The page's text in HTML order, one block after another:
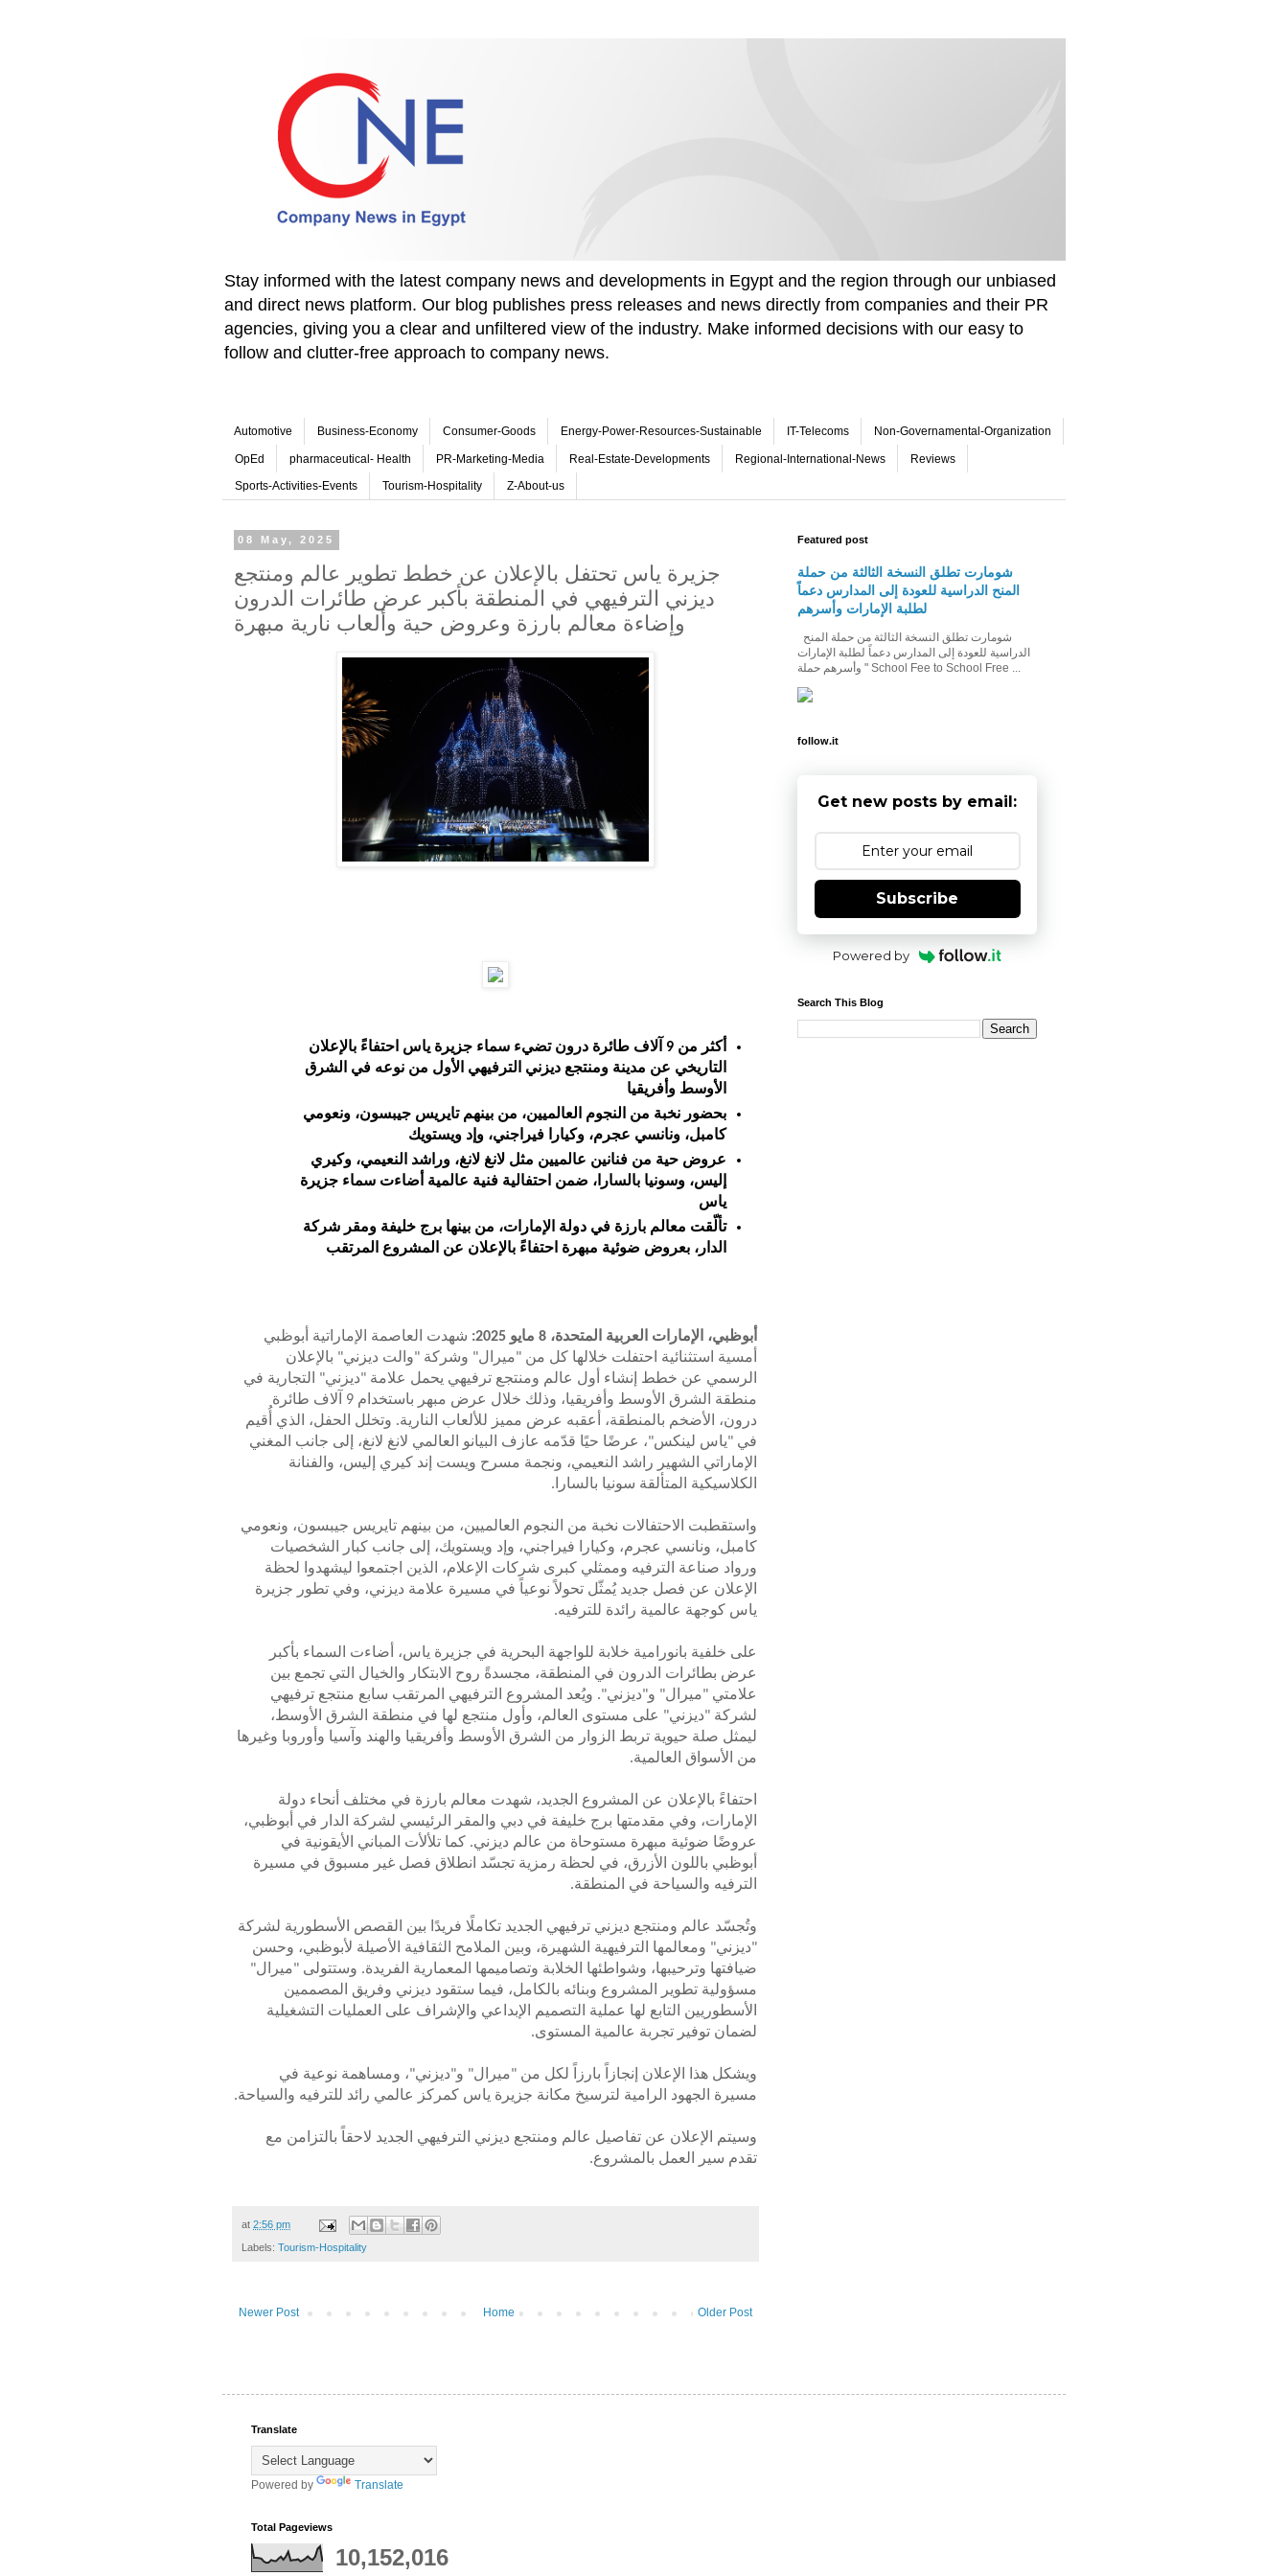
Stay informed with the latest company news and developments in Egypt and the region through our unbiased
and direct news platform. Our blog publishes press releases and news directly from companies and their PR
agencies, giving you a clear and unfiltered view of the industry. Make informed decisions with our easy to
follow and clutter-free approach to company news.
Automotive Business-Economy Consumer-Goods Energy-Power-Resources-Sustainable IT-Telecoms Non-Governamental-Organization
OpEd pharmaceutical- Health PR-Marketing-Media Real-Estate-Developments Regional-International-News Reviews
Sports-Activities-Events Tourism-Hospitality Z-About-us
08 May, 2025
جزيرة ياس تحتفل بالإعلان عن خطط تطوير عالم ومنتجع
ديزني الترفيهي في المنطقة بأكبر عرض طائرات الدرون
وإضاءة معالم بارزة وعروض حية وألعاب نارية مبهرة
أكثر من 9 آلاف طائرة درون تضيء سماء جزيرة ياس احتفاءً بالإعلان
التاريخي عن مدينة ومنتجع ديزني الترفيهي الأول من نوعه في الشرق
الأوسط وأفريقيا
بحضور نخبة من النجوم العالميين، من بينهم تايريس جيبسون، ونعومي
كامبل، ونانسي عجرم، وكيارا فيراجني، وإد ويستويك
عروض حية من فنانين عالميين مثل لانغ لانغ، وراشد النعيمي، وكيري
إليس، وسونيا بالسارا، ضمن احتفالية فنية عالمية أضاءت سماء جزيرة
ياس
تألّقت معالم بارزة في دولة الإمارات، من بينها برج خليفة ومقر شركة
الدار، بعروض ضوئية مبهرة احتفاءً بالإعلان عن المشروع المرتقب
أبوظبي، الإمارات العربية المتحدة، 8 مايو 2025:
شهدت العاصمة الإماراتية أبوظبي
أمسية استثنائية احتفلت خلالها كل من "ميرال" وشركة "والت ديزني" بالإعلان
الرسمي عن خطط إنشاء أول عالم ومنتجع ترفيهي يحمل علامة "ديزني" التجارية في
منطقة الشرق الأوسط وأفريقيا، وذلك خلال عرض مبهر باستخدام 9 آلاف طائرة
درون، الأضخم بالمنطقة، أعقبه عرض مميز للألعاب النارية. وتخلل الحفل، الذي أُقيم
في "ياس لينكس"، عرضًا حيًا قدّمه عازف البيانو العالمي لانغ لانغ، إلى جانب المغني
الإماراتي الشهير راشد النعيمي، ونجمة مسرح ويست إند كيري إليس، والفنانة
الكلاسيكية المتألقة سونيا بالسارا.
واستقطبت الاحتفالات نخبة من النجوم العالميين، من بينهم تايريس جيبسون، ونعومي
كامبل، ونانسي عجرم، وكيارا فيراجني، وإد ويستويك، إلى جانب كبار الشخصيات
ورواد صناعة الترفيه وممثلي كبرى شركات الإعلام، الذين اجتمعوا ليشهدوا لحظة
الإعلان عن فصل جديد يُمثّل تحولاً نوعياً في مسيرة علامة ديزني، وفي تطور جزيرة
ياس كوجهة عالمية رائدة للترفيه.
على خلفية بانورامية خلابة للواجهة البحرية في جزيرة ياس، أضاءت السماء بأكبر
عرض بطائرات الدرون في المنطقة، مجسدةً روح الابتكار والخيال التي تجمع بين
علامتي "ميرال" و"ديزني". ويُعد المشروع الترفيهي المرتقب سابع منتجع ترفيهي
لشركة "ديزني" على مستوى العالم، وأول منتجع لها في منطقة الشرق الأوسط،
ليمثل صلة حيوية تربط الزوار من الشرق الأوسط وأفريقيا والهند وآسيا وأوروبا وغيرها
من الأسواق العالمية.
احتفاءً بالإعلان عن المشروع الجديد، شهدت معالم بارزة في مختلف أنحاء دولة
الإمارات، وفي مقدمتها برج خليفة في دبي والمقر الرئيسي لشركة الدار في أبوظبي،
عروضًا ضوئية مبهرة مستوحاة من عالم ديزني. كما تلألأت المباني الأيقونية في
أبوظبي باللون الأزرق، في لحظة رمزية تجسّد انطلاق فصل غير مسبوق في مسيرة
الترفيه والسياحة في المنطقة.
وتُجسّد عالم ومنتجع ديزني ترفيهي الجديد تكاملًا فريدًا بين القصص الأسطورية لشركة
"ديزني" ومعالمها الترفيهية الشهيرة، وبين الملامح الثقافية الأصيلة لأبوظبي، وحسن
ضيافتها وترحيبها، وشواطئها الخلابة وتصاميمها المعمارية الفريدة. وستتولى "ميرال"
مسؤولية تطوير المشروع وبنائه بالكامل، فيما ستقود ديزني وفريق المصممين
الأسطوريين التابع لها عملية التصميم الإبداعي والإشراف على العمليات التشغيلية
لضمان توفير تجربة عالمية المستوى.
ويشكل هذا الإعلان إنجازاً بارزاً لكل من "ميرال" و"ديزني"، ومساهمة نوعية في
مسيرة الجهود الرامية لترسيخ مكانة جزيرة ياس كمركز عالمي رائد للترفيه والسياحة.
وسيتم الإعلان عن تفاصيل عالم ومنتجع ديزني الترفيهي الجديد لاحقاً بالتزامن مع
تقدم سير العمل بالمشروع.
at 2:56 pm
Labels: Tourism-Hospitality
Newer Post Older Post
Home
Featured post
شومارت تطلق النسخة الثالثة من حملة
المنح الدراسية للعودة إلى المدارس دعماً
لطلبة الإمارات وأسرهم
الدراسية للعودة إلى المدارس دعماً لطلبة الإمارات
وأسرهم حملة " School Fee to School Free ...
follow.it
Get new posts by email:
Subscribe
Powered by
Search This Blog
Translate
Powered by Translate
Total Pageviews
10,152,016